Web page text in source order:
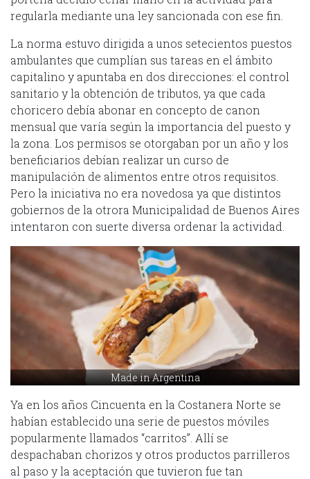
regularla mediante una ley sancionada con ese fin.
La norma estuvo dirigida a unos setecientos puestos
ambulantes que cumplían sus tareas en el ámbito
capitalino y apuntaba en dos direcciones: el control
sanitario y la obtención de tributos, ya que cada
choricero debía abonar en concepto de canon
mensual que varía según la importancia del puesto y
la zona. Los permisos se otorgaban por un año y los
beneficiarios debían realizar un curso de
manipulación de alimentos entre otros requisitos.
Pero la iniciativa no era novedosa ya que distintos
gobiernos de la otrora Municipalidad de Buenos Aires
intentaron con suerte diversa ordenar la actividad.
Made in Argentina
Ya en los años Cincuenta en la Costanera Norte se
habían establecido una serie de puestos móviles
popularmente llamados “carritos”. Allí se
despachaban chorizos y otros productos parrilleros
al paso y la aceptación que tuvieron fue tan